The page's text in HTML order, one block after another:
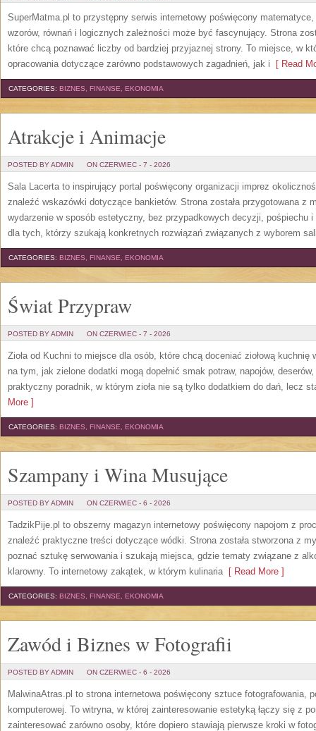
SuperMatma.pl to przystępny serwis internetowy poświęcony
wzorów, równań i logicznych zależności może być fascynujący. Strona
które chcą poznawać liczby od bardziej przyjaznej strony. To miejsce, w
opracowania dotyczące zarówno podstawowych zagadnień, jak i [ Read
CATEGORIES: BIZNES, FINANSE, EKONOMIA
Atrakcje i Animacje
POSTED BY ADMIN ON CZERWIEC - 7 - 2026
Sala Lacerta to inspirujący portal poświęcony organizacji imprez
znaleźć wskazówki dotyczące bankietów. Strona została przygotowana z
wydarzenie w sposób estetyczny, bez przypadkowych decyzji, pośpiechu
dla tych, którzy szukają konkretnych rozwiązań związanych z wyborem
CATEGORIES: BIZNES, FINANSE, EKONOMIA
Świat Przypraw
POSTED BY ADMIN ON CZERWIEC - 7 - 2026
Zioła od Kuchni to miejsce dla osób, które chcą doceniać ziołową
na tym, jak zielone dodatki mogą dopełnić smak potraw, napojów,
praktyczny poradnik, w którym zioła nie są tylko dodatkiem do dań, lecz
More ]
CATEGORIES: BIZNES, FINANSE, EKONOMIA
Szampany i Wina Musujące
POSTED BY ADMIN ON CZERWIEC - 6 - 2026
TadzikPije.pl to obszerny magazyn internetowy poświęcony napojom z
znaleźć praktyczne treści dotyczące wódki. Strona została stworzona z
poznać sztukę serwowania i szukają miejsca, gdzie tematy związane z
klarowny. To internetowy zakątek, w którym kulinaria[ Read More ]
CATEGORIES: BIZNES, FINANSE, EKONOMIA
Zawód i Biznes w Fotografii
POSTED BY ADMIN ON CZERWIEC - 6 - 2026
MalwinaAtras.pl to strona internetowa poświęcony sztuce fotografowania,
komputerowej. To witryna, w której zainteresowanie estetyką łączy się z
zainteresować zarówno osoby, które dopiero stawiają pierwsze kroki w